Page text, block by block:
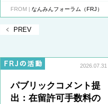
FROM | なんみんフォーラム（FRJ）
PREV
2026.07.31
パブリックコメント提
出：在留許可手数料の